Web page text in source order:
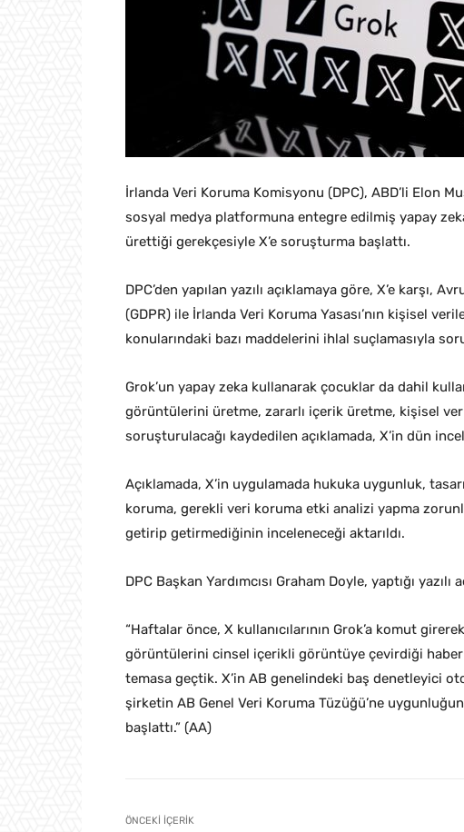
İrlanda Veri Koruma Komisyonu (DPC), ABD’li Elon
sosyal medya platformuna entegre edilmiş yapay
ürettiği gerekçesiyle X’e soruşturma başlattı.
DPC’den yapılan yazılı açıklamaya göre, X’e karşı,
(GDPR) ile İrlanda Veri Koruma Yasası’nın kişisel
konularındaki bazı maddelerini ihlal suçlamasıyla
Grok’un yapay zeka kullanarak çocuklar da dahil
görüntülerini üretme, zararlı içerik üretme, kişisel
soruşturulacağı kaydedilen açıklamada, X’in dün
Açıklamada, X’in uygulamada hukuka uygunluk,
koruma, gerekli veri koruma etki analizi yapma
getirip getirmediğinin inceleneceği aktarıldı.
DPC Başkan Yardımcısı Graham Doyle, yaptığı
“Haftalar önce, X kullanıcılarının Grok’a komut
görüntülerini cinsel içerikli görüntüye çevirdiği
temasa geçtik. X’in AB genelindeki baş denetleyici
şirketin AB Genel Veri Koruma Tüzüğü’ne
başlattı.” (AA)
ÖNCEKI İÇERIK